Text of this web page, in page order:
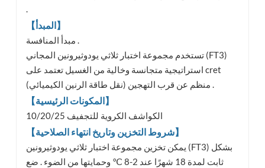
【المبدأ】
تستخدم مجموعة اختبار ثلاثي يودوثيرونين المجاني (FT3)
استراتيجية متجانسة وخالية من الغسيل تعتمد على cret
【المكونات الرئيسية】
10/20/25 الكواشف الكروية للتجفيف
【شروط التخزين وتاريخ انتهاء الصلاحية】
يمكن تخزين مجموعة اختبار ثلاثي يودوثيرونين (FT3) بشكل
ثابت لمدة 18 شهرًا عند 2-8 ℃ وحمايتها من الضوء . ضع